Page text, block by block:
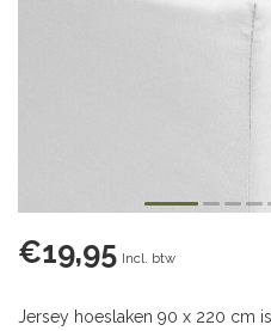
€19,95 Incl. btw
Jersey hoeslaken 90 x 220 cm